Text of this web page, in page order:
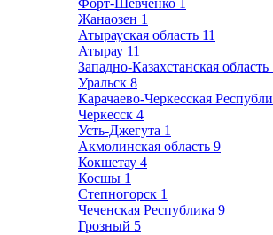
Форт-Шевченко 1
Жанаозен 1
Атырауская область 11
Атырау 11
Западно-Казахстанская область
Уральск 8
Карачаево-Черкесская
Черкесск 4
Усть-Джегута 1
Акмолинская область 9
Кокшетау 4
Косшы 1
Степногорск 1
Чеченская Республика 9
Грозный 5